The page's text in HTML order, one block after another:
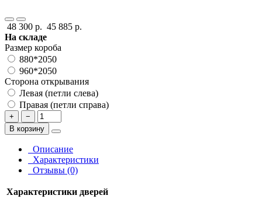
48 300 р. 45 885 р.
На складе
Размер короба
880*2050
960*2050
Сторона открывания
Левая (петли слева)
Правая (петли справа)
+
−
В корзину
Описание
Характеристики
Отзывы (0)
Характеристики дверей